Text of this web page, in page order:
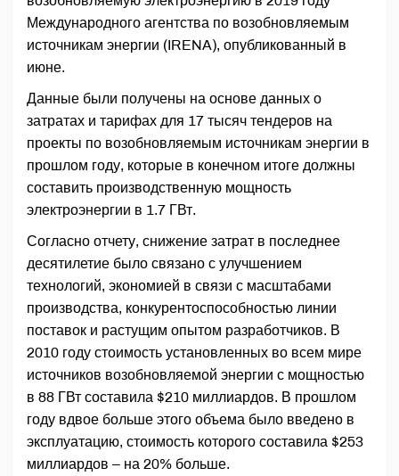
Международного агентства по возобновляемым
источникам энергии (IRENA), опубликованный в
июне.
Данные были получены на основе данных о
затратах и тарифах для 17 тысяч тендеров на
проекты по возобновляемым источникам энергии в
прошлом году, которые в конечном итоге должны
составить производственную мощность
электроэнергии в 1.7 ГВт.
Согласно отчету, снижение затрат в последнее
десятилетие было связано с улучшением
технологий, экономией в связи с масштабами
производства, конкурентоспособностью линии
поставок и растущим опытом разработчиков. В
2010 году стоимость установленных во всем мире
источников возобновляемой энергии с мощностью
в 88 ГВт составила $210 миллиардов. В прошлом
году вдвое больше этого объема было введено в
эксплуатацию, стоимость которого составила $253
миллиардов – на 20% больше.